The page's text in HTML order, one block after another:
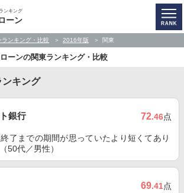
ンキング
ーン
ンキング・比較 2016年版 関東
ーンの関東ランキング・比較
ンキング
銀行 72.46点
了までの期間が思っていたより短くてあり
50代／男性）
69.41点